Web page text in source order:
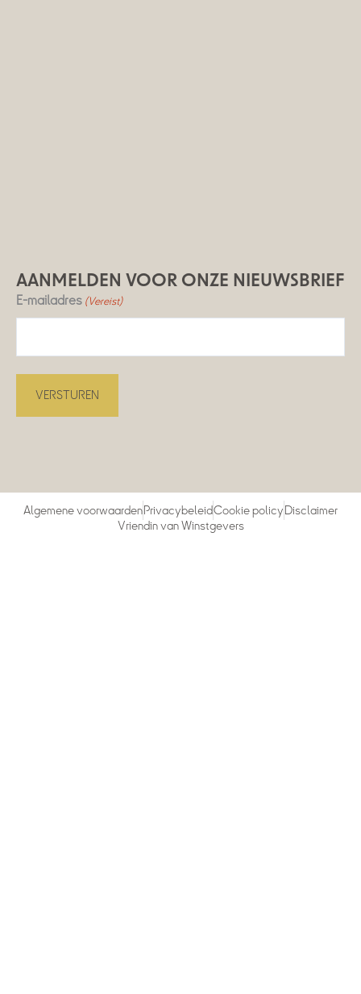
AANMELDEN VOOR ONZE NIEUWSBRIEF
E-mailadres (Vereist)
Algemene voorwaardenPrivacybeleidCookie policyDisclaimer
Vriendin van Winstgevers